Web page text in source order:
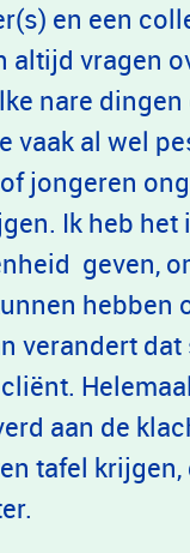
en een
vragen
nare
vaak al wel
jongeren
Ik heb het
geven,
hebben
verandert
aan de
tafel krijgen,